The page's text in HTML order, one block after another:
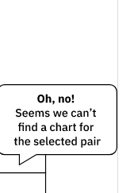
$0.000038609425
$0.000023313138 /
$0.000038609425